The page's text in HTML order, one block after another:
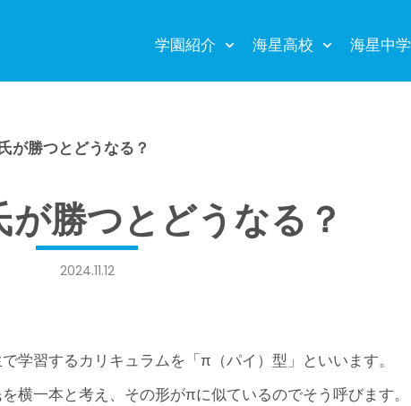
学園紹介 海星高校 海星中学
が勝つとどうなる？
が勝つとどうなる？
2024.11.12
学習するカリキュラムを「π（パイ）型」といいます。
横一本と考え、その形がπに似ているのでそう呼びます。